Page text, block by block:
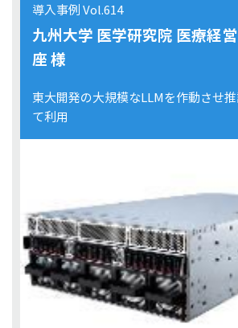
導入事例 Vol.614
九州大学 医学研究院 医療経
座 様
東大開発の大規模なLLMを作動させ
て利用